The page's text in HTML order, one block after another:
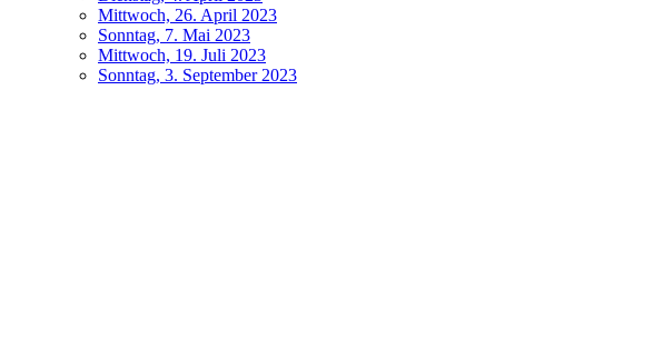
Mittwoch, 26. April 2023
Sonntag, 7. Mai 2023
Mittwoch, 19. Juli 2023
Sonntag, 3. September 2023